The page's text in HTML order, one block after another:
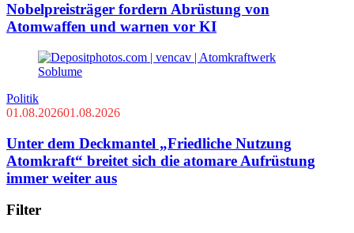
Nobelpreisträger fordern Abrüstung von
Atomwaffen und warnen vor KI
Politik
01.08.202601.08.2026
Unter dem Deckmantel „Friedliche Nutzung
Atomkraft“ breitet sich die atomare Aufrüstung
immer weiter aus
Filter